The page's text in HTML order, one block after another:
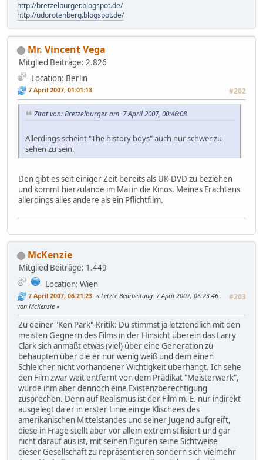
http://bretzelburger.blogspot.de/
http://udorotenberg.blogspot.de/
Mr. Vincent Vega
Mitglied Beiträge: 2.826
Location: Berlin
7 April 2007, 01:01:13 #202
Zitat von: Bretzelburger am 7 April 2007, 00:46:08
Allerdings scheint "The history boys" auch nur schwer zu
sehen zu sein.
Den gibt es seit einiger Zeit bereits als UK-DVD zu beziehen
und kommt hierzulande im Mai in die Kinos. Meines Erachtens
allerdings alles andere als ein Pflichtfilm.
McKenzie
Mitglied Beiträge: 1.449
Location: Wien
7 April 2007, 06:21:23 #203
Letzte Bearbeitung: 7 April 2007, 06:23:46
von McKenzie
Zu deiner "Ken Park"-Kritik: Du stimmst ja letztendlich mit den
meisten Gegnern des Films in der Hinsicht überein das Larry
Clark sich anmaßt etwas (viel) über eine Generation zu
behaupten über die er nur wenig weiß und dem einen
Schleicher nicht vorhandener Wichtigkeit überhängt. Ich sehe
den Film zwar weit entfernt von dem Prädikat "Meisterwerk",
würde ihm aber dennoch eine Existenzberechtigung
zusprechen. Denn auf Realismus ist der Film m. E. nur indirekt
ausgelegt da er in erster Linie einige Klischees des
amerikanischen Mittelstandes und seiner Jugend aufgreift,
diese in Frage stellt aber vor allem extrem stilisiert und gar
nicht darauf aus ist, mit seinen Figuren seine Sichtweise
dieser Gesellschaft zu repräsentieren sondern sich vielmehr